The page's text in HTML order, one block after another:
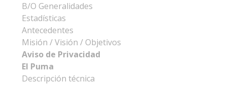
B/O Generalidades
Estadísticas
Antecedentes
Misión / Visión / Objetivos
Aviso de Privacidad
El Puma
Descripción técnica